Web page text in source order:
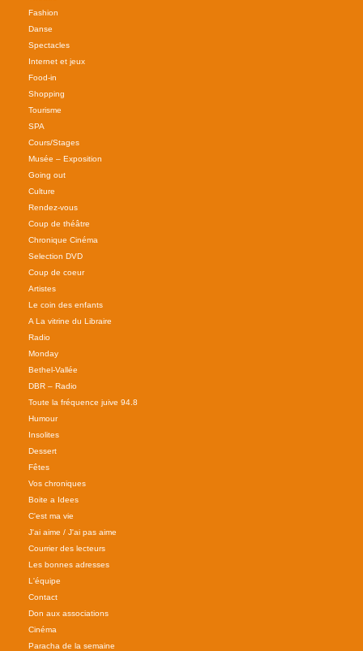
Fashion
Danse
Spectacles
Internet et jeux
Food-in
Shopping
Tourisme
SPA
Cours/Stages
Musée – Exposition
Going out
Culture
Rendez-vous
Coup de théâtre
Chronique Cinéma
Selection DVD
Coup de coeur
Artistes
Le coin des enfants
A La vitrine du Libraire
Radio
Monday
Bethel-Vallée
DBR – Radio
Toute la fréquence juive 94.8
Humour
Insolites
Dessert
Fêtes
Vos chroniques
Boite a Idees
C'est ma vie
J'ai aime / J'ai pas aime
Courrier des lecteurs
Les bonnes adresses
L'équipe
Contact
Don aux associations
Cinéma
Paracha de la semaine